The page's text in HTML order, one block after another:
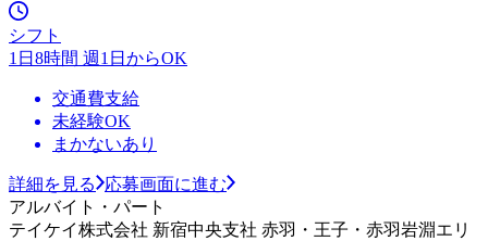
シフト
1日8時間 週1日からOK
交通費支給
未経験OK
まかないあり
詳細を見る
応募画面に進む
アルバイト・パート
テイケイ株式会社 新宿中央支社 赤羽・王子・赤羽岩淵エリ